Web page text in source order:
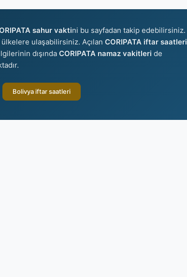
sahur vaktini bu sayfadan takip edebilirsiniz.
ulaşabilirsiniz. Açılan CORIPATA iftar saatleri
dışında CORIPATA namaz vakitleri de
Bolivya iftar saatleri